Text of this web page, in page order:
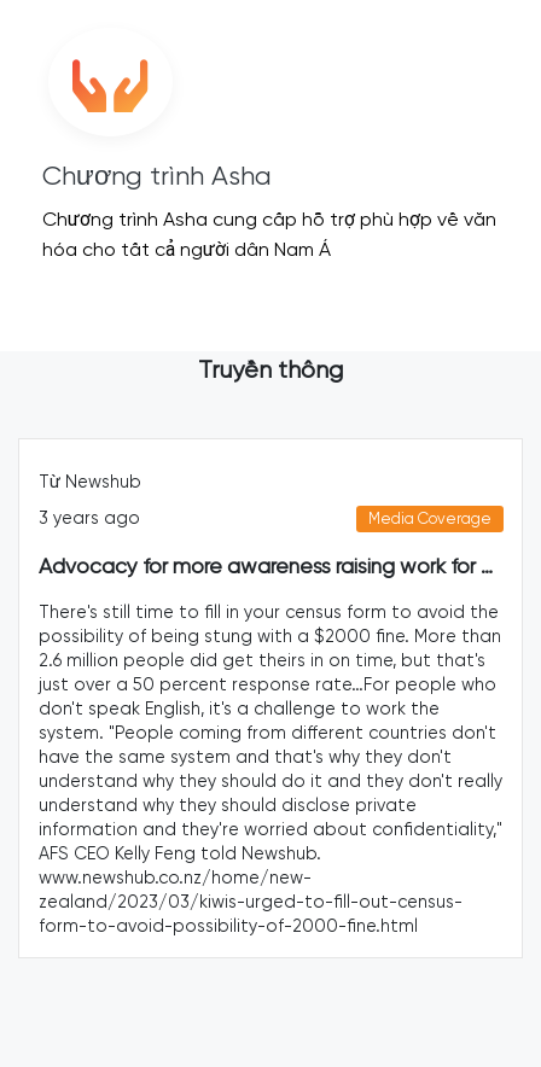
Chương trình Asha
Chương trình Asha cung cấp hỗ trợ phù hợp về văn
hóa cho tất cả người dân Nam Á
Truyền thông
Media Coverage
ago
Advocacy for more awareness raising work for migrants in filling out Census 2023
still time to fill in your census form to avoid the
of being stung with a $2000 fine. More than
people did get theirs in on time, but that's
a 50 percent response rate…For people who
English, it's a challenge to work the
"People coming from different countries don't
same system and that's why they don't
why they should do it and they don't really
why they should disclose private
and they're worried about confidentiality,"
Kelly Feng told Newshub.
home/new-
2023/03/kiwis-urged-to-fill-out-census-
avoid-possibility-of-2000-fine.html
4
Te
needs
of